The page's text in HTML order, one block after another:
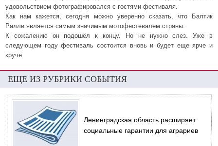
удовольствием фотографировался с гостями фестиваля.
Как нам кажется, сегодня можно уверенно сказать, что Балтик
Ралли является самым значимым мотофестевалем страны.
К сожалению он подошёл к концу. Но не нужно слез. Уже в
следующем году фестиваль состоится вновь и будет еще ярче и
круче.
ЕЩЕ ИЗ РУБРИКИ СОБЫТИЯ
Ленинградская область расширяет
социальные гарантии для аграриев